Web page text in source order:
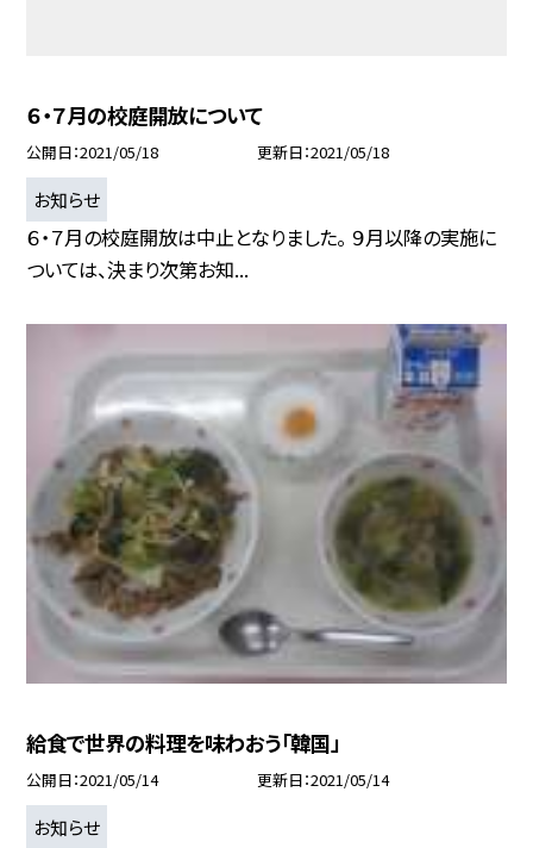
６・７月の校庭開放について
公開日 2021/05/18 更新日 2021/05/18
お知らせ
６・７月の校庭開放は中止となりました。 ９月以降の実施に
ついては、決まり次第お知...
給食で世界の料理を味わおう「韓国」
公開日 2021/05/14 更新日 2021/05/14
お知らせ